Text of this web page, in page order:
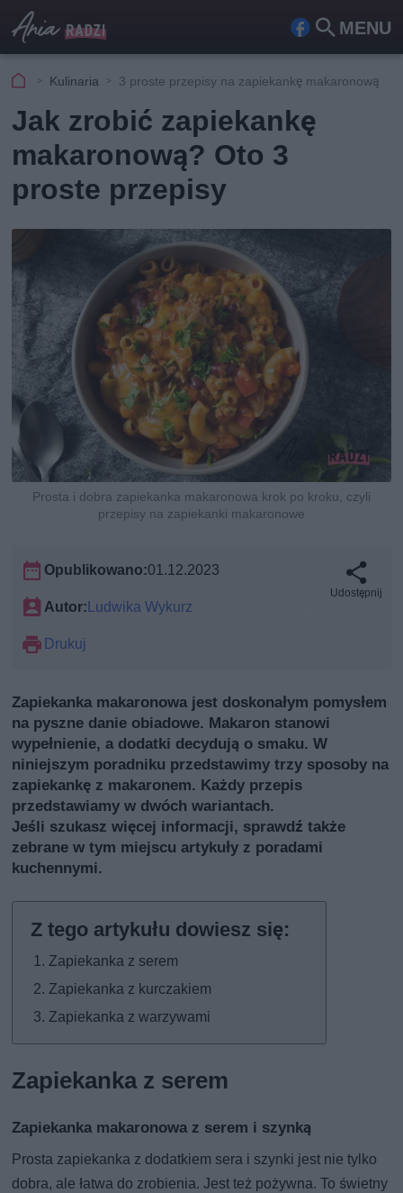
MENU
Fa
ook
Szu
kaj
Kulinaria 3 proste przepisy na zapiekankę makaronową
Jak zrobić zapiekankę
makaronową? Oto 3
proste przepisy
Prosta i dobra zapiekanka makaronowa krok po kroku, czyli
przepisy na zapiekanki makaronowe
Opublikowano:01.12.2023
Autor:Ludwika Wykurz
Drukuj
Udostępnij
Zapiekanka makaronowa jest doskonałym pomysłem
na pyszne danie obiadowe. Makaron stanowi
wypełnienie, a dodatki decydują o smaku. W
niniejszym poradniku przedstawimy trzy sposoby na
zapiekankę z makaronem. Każdy przepis
przedstawiamy w dwóch wariantach.
Jeśli szukasz więcej informacji, sprawdź także
zebrane w tym miejscu artykuły z poradami
kuchennymi.
Zapiekanka z serem
Zapiekanka z kurczakiem
Zapiekanka z warzywami
Zapiekanka z serem
Zapiekanka makaronowa z serem i szynką
Prosta zapiekanka z dodatkiem sera i szynki jest nie tylko
dobra, ale łatwa do zrobienia. Jest też pożywna. To świetny